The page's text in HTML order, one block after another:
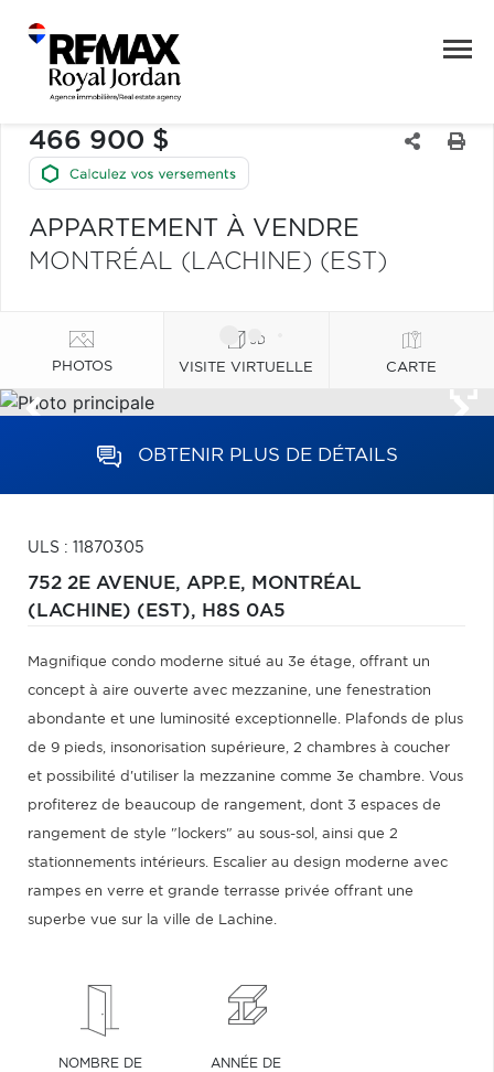
466 900 $
APPARTEMENT À VENDRE
MONTRÉAL (LACHINE) (EST)
PHOTOS VISITE VIRTUELLE CARTE
OBTENIR PLUS DE DÉTAILS
ULS : 11870305
752 2E AVENUE, APP.E, MONTRÉAL
(LACHINE) (EST), H8S 0A5
Magnifique condo moderne situé au 3e étage, offrant un
concept à aire ouverte avec mezzanine, une fenestration
abondante et une luminosité exceptionnelle. Plafonds de plus
de 9 pieds, insonorisation supérieure, 2 chambres à coucher
et possibilité d'utiliser la mezzanine comme 3e chambre. Vous
profiterez de beaucoup de rangement, dont 3 espaces de
rangement de style "lockers" au sous-sol, ainsi que 2
stationnements intérieurs. Escalier au design moderne avec
rampes en verre et grande terrasse privée offrant une
superbe vue sur la ville de Lachine.
NOMBRE DE
ANNÉE DE